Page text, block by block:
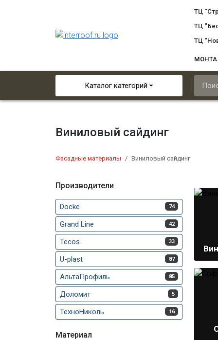
ТЦ
ТЦ
ТЦ
Каталог категорий
Виниловый сайдинг
Фасадные материалы Виниловый сайдинг
Производители
Docke 74
Grand Line 42
Tecos 33
U-plast 87
АльтаПрофиль 85
Доломит 5
ТехноНиколь 16
Материал